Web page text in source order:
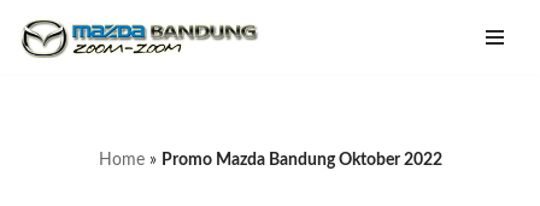
Home» Promo Mazda Bandung Oktober 2022